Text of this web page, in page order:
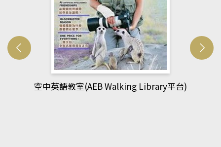
網管人(kono平台)